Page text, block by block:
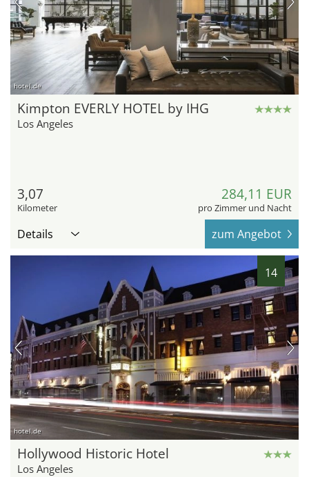
hotel.de
Kimpton EVERLY HOTEL by IHG
Los Angeles
3,07
Kilometer
284,11 EUR
pro Zimmer und Nacht
Details zum Angebot
14
hotel.de
Hollywood Historic Hotel
Los Angeles